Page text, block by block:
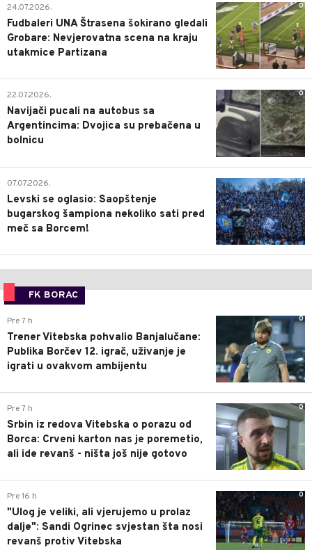
0
24.07.2026.
Fudbaleri UNA Štrasena šokirano gledali
Grobare: Nevjerovatna scena na kraju
utakmice Partizana
0
22.07.2026.
Navijači pucali na autobus sa
Argentincima: Dvojica su prebačena u
bolnicu
1
07.07.2026.
Levski se oglasio: Saopštenje
bugarskog šampiona nekoliko sati pred
meč sa Borcem!
FK BORAC
0
Pre 7 h
Trener Vitebska pohvalio Banjalučane:
Publika Borčev 12. igrač, uživanje je
igrati u ovakvom ambijentu
0
Pre 7 h
Srbin iz redova Vitebska o porazu od
Borca: Crveni karton nas je poremetio,
ali ide revanš - ništa još nije gotovo
0
Pre 16 h
"Ulog je veliki, ali vjerujemo u prolaz
dalje": Sandi Ogrinec svjestan šta nosi
revanš protiv Vitebska